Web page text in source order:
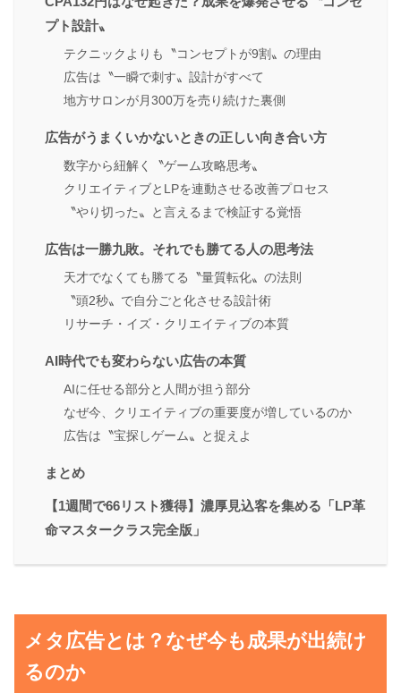
プト設計〟
テクニックよりも〝コンセプトが9割〟の理由
広告は〝一瞬で刺す〟設計がすべて
地方サロンが月300万を売り続けた裏側
広告がうまくいかないときの正しい向き合い方
数字から紐解く〝ゲーム攻略思考〟
クリエイティブとLPを連動させる改善プロセス
〝やり切った〟と言えるまで検証する覚悟
広告は一勝九敗。それでも勝てる人の思考法
天才でなくても勝てる〝量質転化〟の法則
〝頭2秒〟で自分ごと化させる設計術
リサーチ・イズ・クリエイティブの本質
AI時代でも変わらない広告の本質
AIに任せる部分と人間が担う部分
なぜ今、クリエイティブの重要度が増しているのか
広告は〝宝探しゲーム〟と捉えよ
まとめ
【1週間で66リスト獲得】濃厚見込客を集める「LP革
命マスタークラス完全版」
メタ広告とは？なぜ今も成果が出続け
るのか